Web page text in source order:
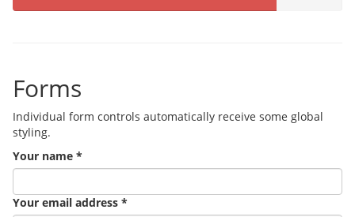
Forms
Individual form controls automatically receive some global
styling.
Your name *
Your email address *